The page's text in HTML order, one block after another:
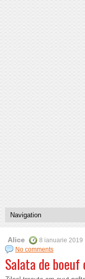
Alice 8 ianuarie 2019
No comments
Salata de boeuf